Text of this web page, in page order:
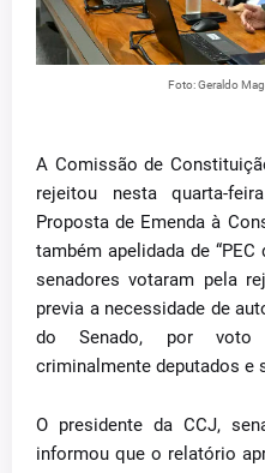
Foto: Geraldo
A Comissão de
rejeitou nesta quarta-
Proposta de Emenda à
também apelidada de “PEC
senadores votaram pela
previa a necessidade de
do Senado, por voto
criminalmente deputados e
O presidente da CCJ,
informou que o relatório